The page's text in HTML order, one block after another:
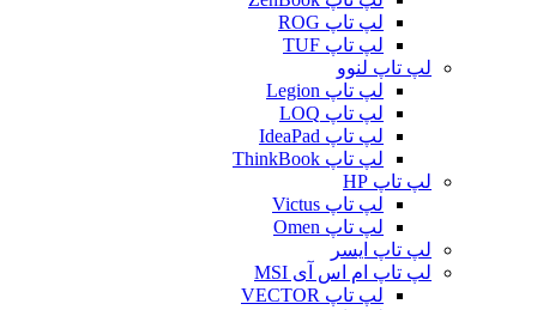
لپ تاپ ROG
لپ تاپ TUF
لپ تاپ لنوو
لپ تاپ Legion
لپ تاپ LOQ
لپ تاپ IdeaPad
لپ تاپ ThinkBook
لپ تاپ HP
لپ تاپ Victus
لپ تاپ Omen
لپ تاپ ایسر
لپ تاپ ام اس آی MSI
لپ تاپ VECTOR